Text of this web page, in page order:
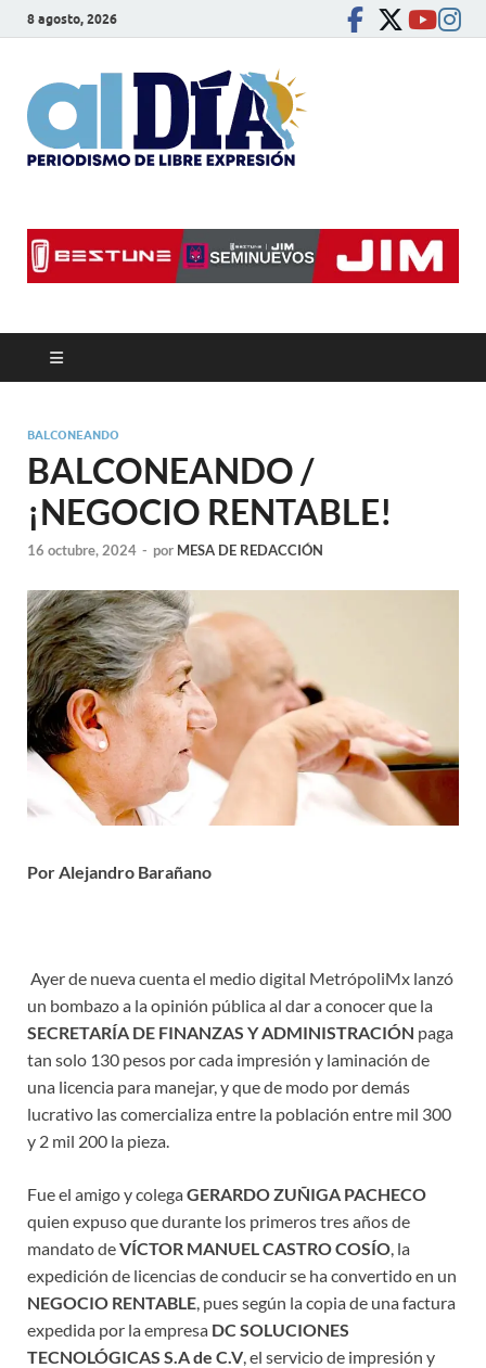
8 agosto, 2026
BALCONEANDO
BALCONEANDO /
¡NEGOCIO RENTABLE!
16 octubre, 2024 - por MESA DE REDACCIÓN
Por Alejandro Barañano
Ayer de nueva cuenta el medio digital MetrópoliMx lanzó
un bombazo a la opinión pública al dar a conocer que la
SECRETARÍA DE FINANZAS Y ADMINISTRACIÓN paga
tan solo 130 pesos por cada impresión y laminación de
una licencia para manejar, y que de modo por demás
lucrativo las comercializa entre la población entre mil 300
y 2 mil 200 la pieza.
Fue el amigo y colegaGERARDO ZUÑIGA PACHECO
quien expuso que durante los primeros tres años de
mandato deVÍCTOR MANUEL CASTRO COSÍO , la
expedición de licencias de conducir se ha convertido en un
NEGOCIO RENTABLE , pues según la copia de una factura
expedida por la empresa DC SOLUCIONES
TECNOLÓGICAS S.A de C.V , el servicio de impresión y